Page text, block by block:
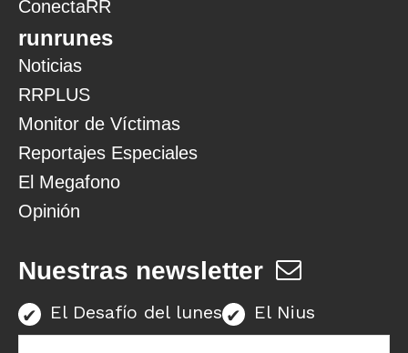
ConectaRR
runrunes
Noticias
RRPLUS
Monitor de Víctimas
Reportajes Especiales
El Megafono
Opinión
Nuestras newsletter
El Desafío del lunes El Nius